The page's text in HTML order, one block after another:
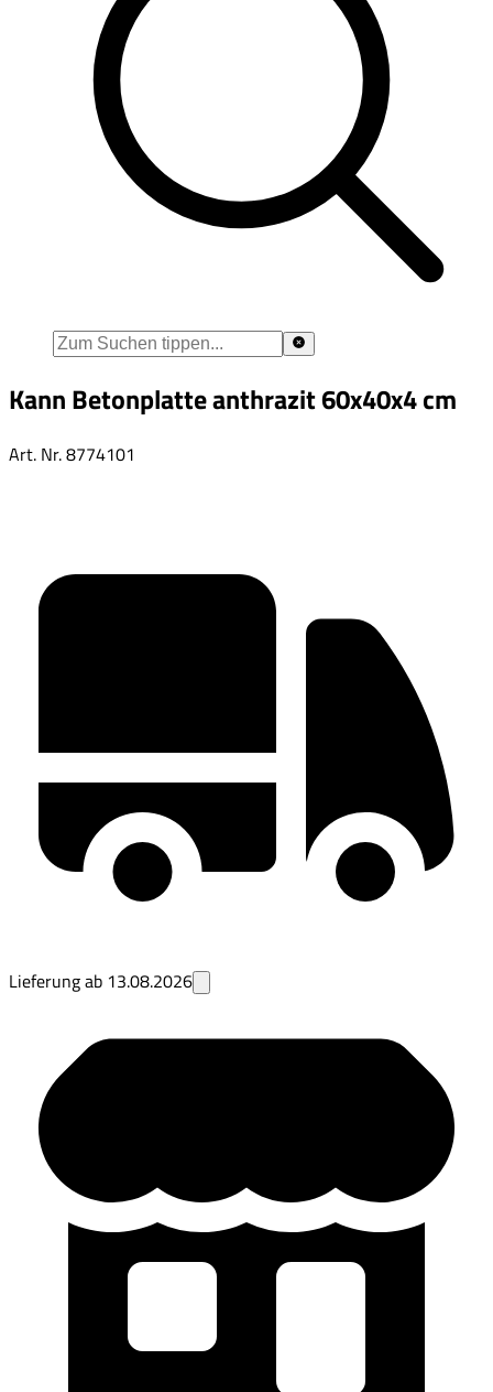
Kann Betonplatte anthrazit 60x40x4 cm
Art. Nr.8774101
Lieferung ab 13.08.2026